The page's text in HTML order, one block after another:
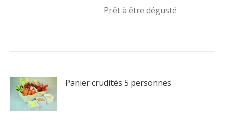
Prêt à être dégusté
Panier crudités 5 personnes